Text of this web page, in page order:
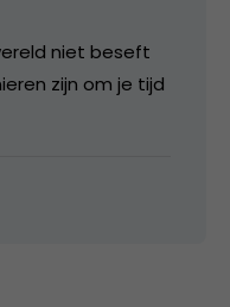
niet beseft
zijn om je tijd